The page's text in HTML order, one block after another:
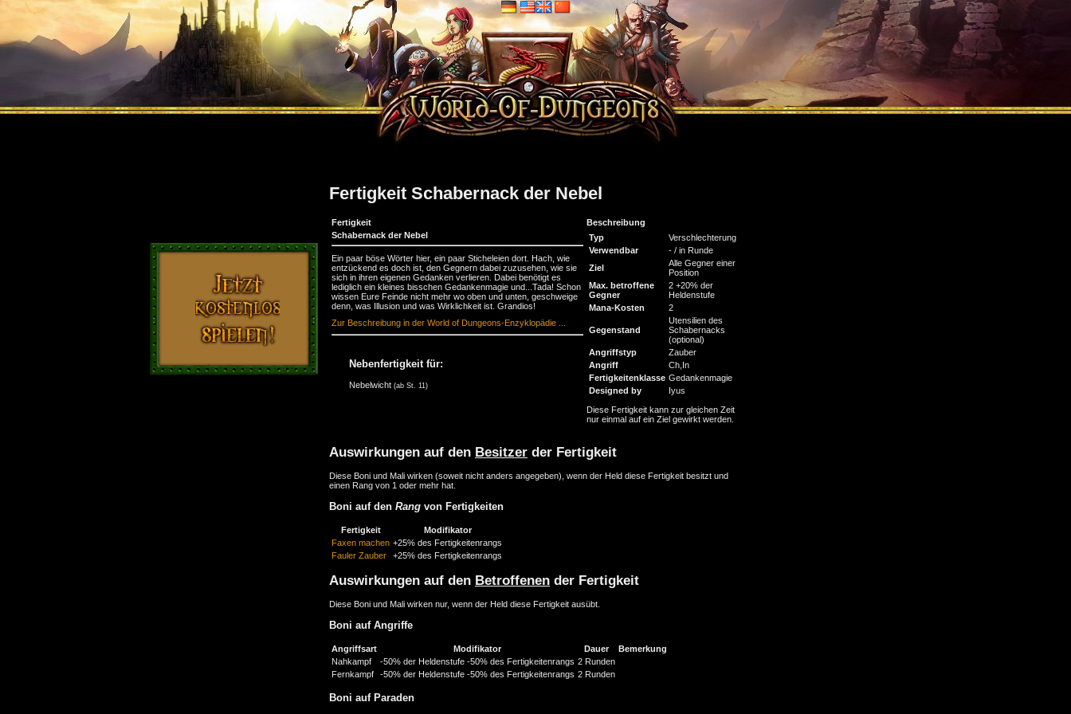
Fertigkeit Schabernack der Nebel
Fertigkeit
Beschreibung
Schabernack der Nebel
Ein paar böse Wörter hier, ein paar Sticheleien dort. Hach, wie
entzückend es doch ist, den Gegnern dabei zuzusehen, wie sie
sich in ihren eigenen Gedanken verlieren. Dabei benötigt es
lediglich ein kleines bisschen Gedankenmagie und...Tada! Schon
wissen Eure Feinde nicht mehr wo oben und unten, geschweige
denn, was Illusion und was Wirklichkeit ist. Grandios!
Zur Beschreibung in der World of Dungeons-Enzyklopädie ...
Nebenfertigkeit für:
Nebelwicht (ab St. 11)
Typ
Verschlechterung
Verwendbar
- / in Runde
Ziel
Alle Gegner einer
Position
Max. betroffene
Gegner
2 +20% der
Heldenstufe
Mana-Kosten
2
Gegenstand
Utensilien des
Schabernacks
(optional)
Angriffstyp
Zauber
Angriff
Ch,In
Fertigkeitenklasse Gedankenmagie
Designed by
Iyus
Diese Fertigkeit kann zur gleichen Zeit
nur einmal auf ein Ziel gewirkt werden.
Auswirkungen auf den Besitzer der Fertigkeit
Diese Boni und Mali wirken (soweit nicht anders angegeben), wenn der Held diese Fertigkeit besitzt und
einen Rang von 1 oder mehr hat.
Boni auf den Rang von Fertigkeiten
Fertigkeit
Modifikator
Faxen machen +25% des Fertigkeitenrangs
Fauler Zauber
+25% des Fertigkeitenrangs
Auswirkungen auf den Betroffenen der Fertigkeit
Diese Boni und Mali wirken nur, wenn der Held diese Fertigkeit ausübt.
Boni auf Angriffe
Angriffsart Modifikator Dauer
Bemerkung
Nahkampf
-50% der Heldenstufe -50% des Fertigkeitenrangs 2 Runden
Fernkampf
-50% der Heldenstufe -50% des Fertigkeitenrangs 2 Runden
Boni auf Paraden